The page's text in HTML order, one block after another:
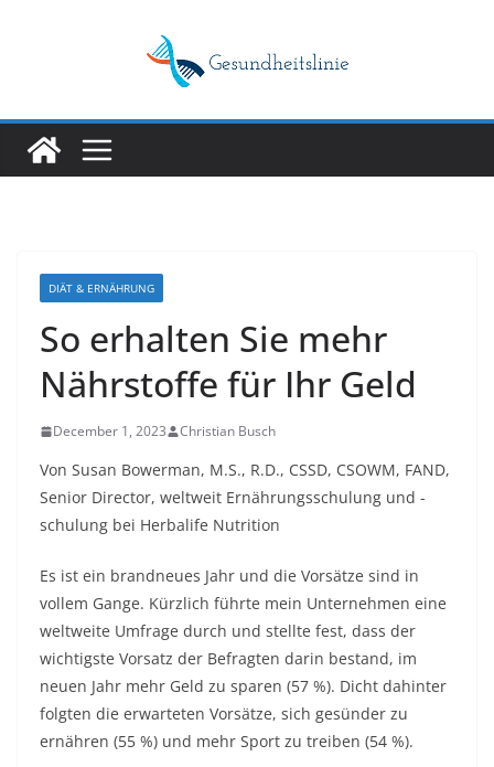
DIÄT & ERNÄHRUNG
So erhalten Sie mehr
Nährstoffe für Ihr Geld
December 1, 2023 Christian Busch
Von Susan Bowerman, M.S., R.D., CSSD, CSOWM, FAND,
Senior Director, weltweit Ernährungsschulung und -
schulung bei Herbalife Nutrition
Es ist ein brandneues Jahr und die Vorsätze sind in
vollem Gange. Kürzlich führte mein Unternehmen eine
weltweite Umfrage durch und stellte fest, dass der
wichtigste Vorsatz der Befragten darin bestand, im
neuen Jahr mehr Geld zu sparen (57 %). Dicht dahinter
folgten die erwarteten Vorsätze, sich gesünder zu
ernähren (55 %) und mehr Sport zu treiben (54 %).